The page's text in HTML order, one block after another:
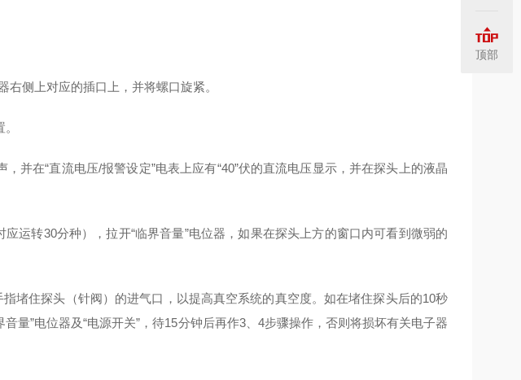
右侧上对应的插口上，并将螺口旋紧。
并在“直流电压/报警设定”电表上应有“40”伏的直流电压显示，并在探头上的液晶
运转30分种），拉开“临界音量”电位器，如果在探头上方的窗口内可看到微弱的
指堵住探头（针阀）的进气口，以提高真空系统的真空度。如在堵住探头后的10秒
音量”电位器及“电源开关”，待15分钟后再作3、4步骤操作，否则将损坏有关电子器
顶部